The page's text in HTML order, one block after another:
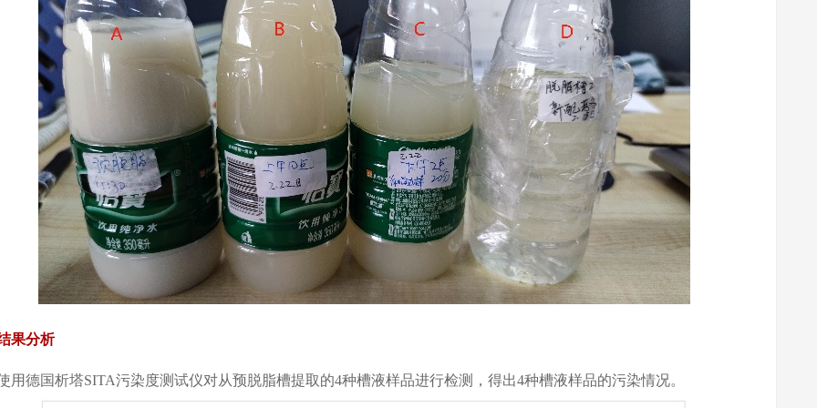
果分析
用德国析塔SITA污染度测试仪对从预脱脂槽提取的4种槽液样品进行检测，得出4种槽液样品的污染情况。